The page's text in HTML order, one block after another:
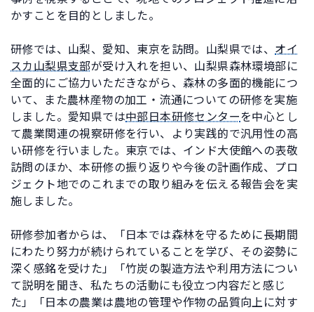
かすことを目的としました。
研修では、山梨、愛知、東京を訪問。山梨県では、 オイ
スカ山梨県支部が受け入れを担い、山梨県森林環境部に
全面的にご協力いただきながら、森林の多面的機能につ
いて、また農林産物の加工・流通についての研修を実施
しました。愛知県では中部日本研修センターを中心とし
て農業関連の視察研修を行い、より実践的で汎用性の高
い研修を行いました。東京では、インド大使館への表敬
訪問のほか、本研修の振り返りや今後の計画作成、プロ
ジェクト地でのこれまでの取り組みを伝える報告会を実
施しました。
研修参加者からは、「日本では森林を守るために長期間
にわたり努力が続けられていることを学び、その姿勢に
深く感銘を受けた」「竹炭の製造方法や利用方法につい
て説明を聞き、私たちの活動にも役立つ内容だと感じ
た」「日本の農業は農地の管理や作物の品質向上に対す